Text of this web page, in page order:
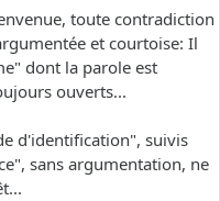
toute contradiction
et courtoise: Il
dont la parole est
ouverts...
d'identification", suivis
sans argumentation, ne